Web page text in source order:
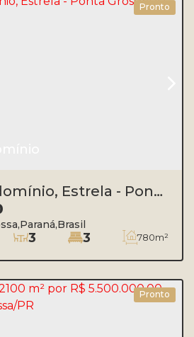
Pronto
Estrela - Ponta
,Paraná,Brasil
3 3 780m²
Pronto